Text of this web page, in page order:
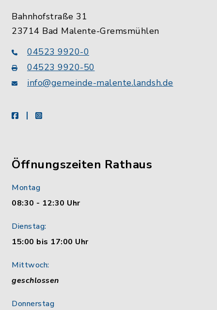
Bahnhofstraße 31
23714 Bad Malente-Gremsmühlen
04523 9920-0
04523 9920-50
info@gemeinde-malente.landsh.de
facebookinstagram
Öffnungszeiten Rathaus
Montag
08:30 - 12:30 Uhr
Dienstag:
15:00 bis 17:00 Uhr
Mittwoch:
geschlossen
Donnerstag